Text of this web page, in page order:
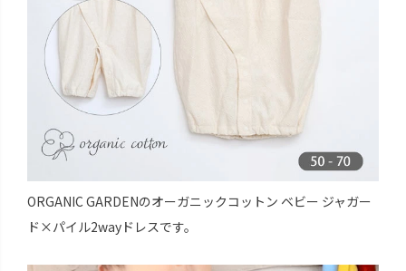
ORGANIC GARDENのオーガニックコットン ベビー ジャガー
ド×パイル2wayドレスです。